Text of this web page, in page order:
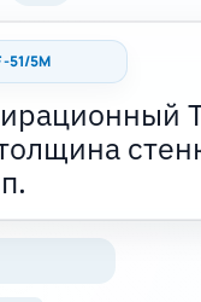
-51/5M